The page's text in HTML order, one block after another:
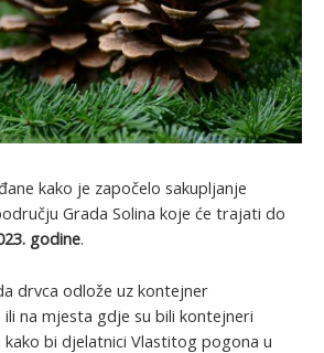
kako je započelo sakupljanje
Grada Solina koje će trajati do
godine.
drvca odlože uz kontejner
na mjesta gdje su bili kontejneri
bi djelatnici Vlastitog pogona u